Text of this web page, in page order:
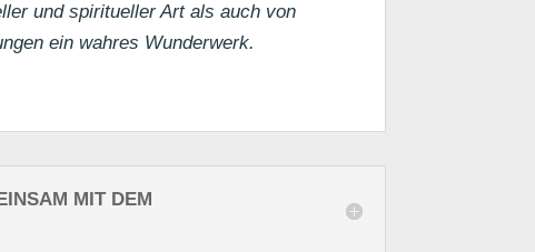
und spiritueller Art als auch von
ein wahres Wunderwerk.
MIT DEM